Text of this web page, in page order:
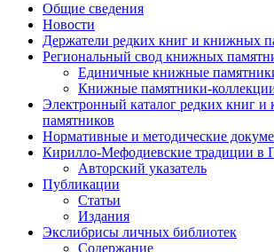
Общие сведения
Новости
Держатели редких книг и книжных
Региональный свод книжных
Единичные книжные
Книжные памятники-
Электронный каталог редких книг
памятников
Нормативные и методические
Кирилло-Мефодиевские традиции в
Авторский указатель
Публикации
Статьи
Издания
Экслибрисы личных библиотек
Содержание